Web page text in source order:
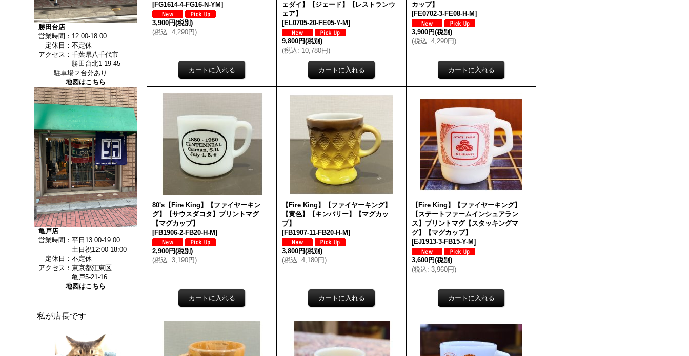
勝田台店
営業時間：12:00-18:00
定休日：不定休
アクセス：千葉県八千代市
勝田台北1-19-45
駐車場２台分あり
地図はこちら
亀戸店
営業時間：平日13:00-19:00
土日祝12:00-18:00
定休日：不定休
アクセス：東京都江東区
亀戸5-21-16
地図はこちら
私が店長です
[FG1614-4-FG16-N-YM]
3,900円(税別)
(税込: 4,290円)
ェダイ】【ジェード】【レストランウ
ェア】
[EL0705-20-FE05-Y-M]
9,800円(税別)
(税込: 10,780円)
カップ】
[FE0702-3-FE08-H-M]
3,900円(税別)
(税込: 4,290円)
80's【Fire King】【ファイヤーキン
グ】【サウスダコタ】プリントマグ
【マグカップ】
[FB1906-2-FB20-H-M]
2,900円(税別)
(税込: 3,190円)
【Fire King】【ファイヤーキング】
【黄色】【キンバリー】【マグカッ
プ】
[FB1907-11-FB20-H-M]
3,800円(税別)
(税込: 4,180円)
【Fire King】【ファイヤーキング】
【ステートファームインシュアラン
ス】プリントマグ【スタッキングマ
グ】【マグカップ】
[EJ1913-3-FB15-Y-M]
3,600円(税別)
(税込: 3,960円)